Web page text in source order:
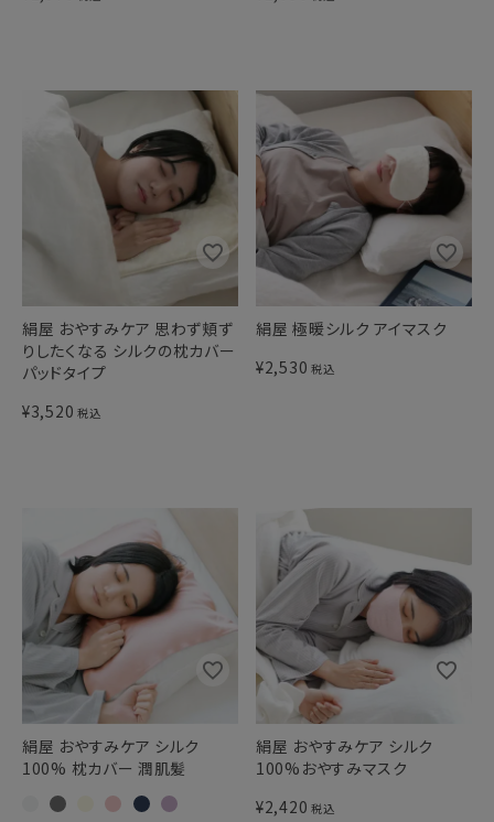
絹屋 おやすみケア 思わず頬ず
りしたくなる シルクの枕カバー
パッドタイプ
¥3,520 税込
絹屋 極暖シルク アイマスク
¥2,530 税込
絹屋 おやすみケア シルク
100% 枕カバー 潤肌髪
絹屋 おやすみケア シルク
100%おやすみマスク
¥2,420 税込